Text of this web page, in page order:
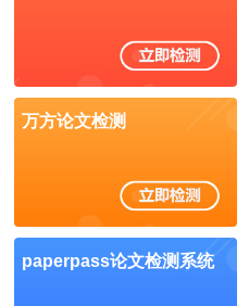
万方论文检测
paperpass论文检测系统